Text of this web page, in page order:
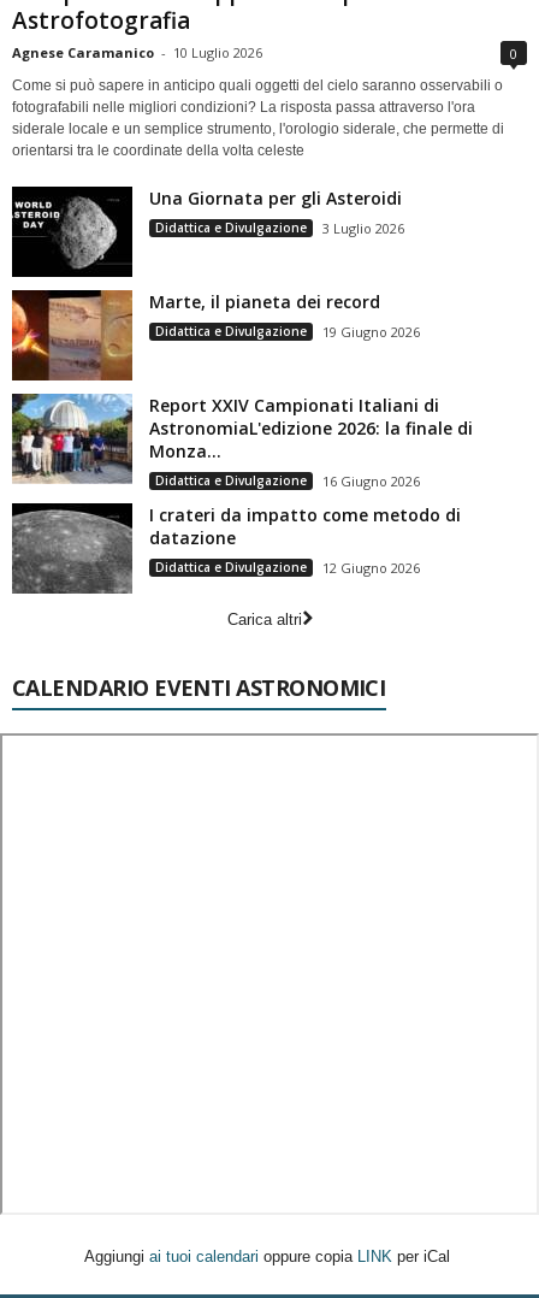
Astrofotografia
Agnese Caramanico - 10 Luglio 2026 0
Come si può sapere in anticipo quali oggetti del cielo saranno osservabili o
fotografabili nelle migliori condizioni? La risposta passa attraverso l'ora
siderale locale e un semplice strumento, l'orologio siderale, che permette di
orientarsi tra le coordinate della volta celeste
Una Giornata per gli Asteroidi
Didattica e Divulgazione 3 Luglio 2026
Marte, il pianeta dei record
Didattica e Divulgazione 19 Giugno 2026
Report XXIV Campionati Italiani di
AstronomiaL'edizione 2026: la finale di
Monza...
Didattica e Divulgazione 16 Giugno 2026
I crateri da impatto come metodo di
datazione
Didattica e Divulgazione 12 Giugno 2026
Carica altri
CALENDARIO EVENTI ASTRONOMICI
Aggiungi ai tuoi calendari oppure copia LINK per iCal